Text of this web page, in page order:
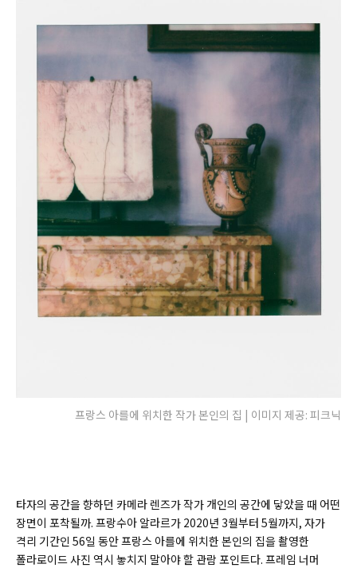
프랑스 아를에 위치한 작가 본인의 집 | 이미지 제공: 피크닉
타자의 공간을 향하던 카메라 렌즈가 작가 개인의 공간에 닿았을 때 어떤
장면이 포착될까. 프랑수아 알라르가 2020년 3월부터 5월까지, 자가
격리 기간인 56일 동안 프랑스 아를에 위치한 본인의 집을 촬영한
폴라로이드 사진 역시 놓치지 말아야 할 관람 포인트다. 프레임 너머